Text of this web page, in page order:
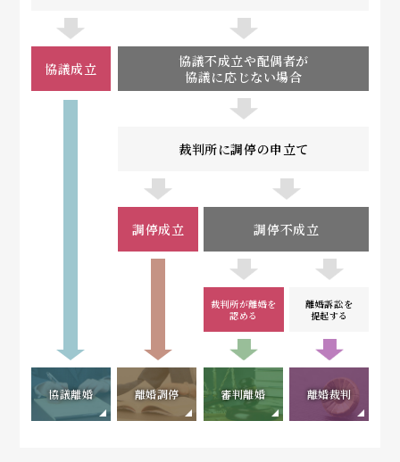
協議成立
協議不成立や配偶者が
協議に応じない場合
裁判所に調停の申立て
調停成立 調停不成立
裁判所が離婚を
認める
離婚訴訟を
提起する
協議離婚 離婚調停 審判離婚 離婚裁判